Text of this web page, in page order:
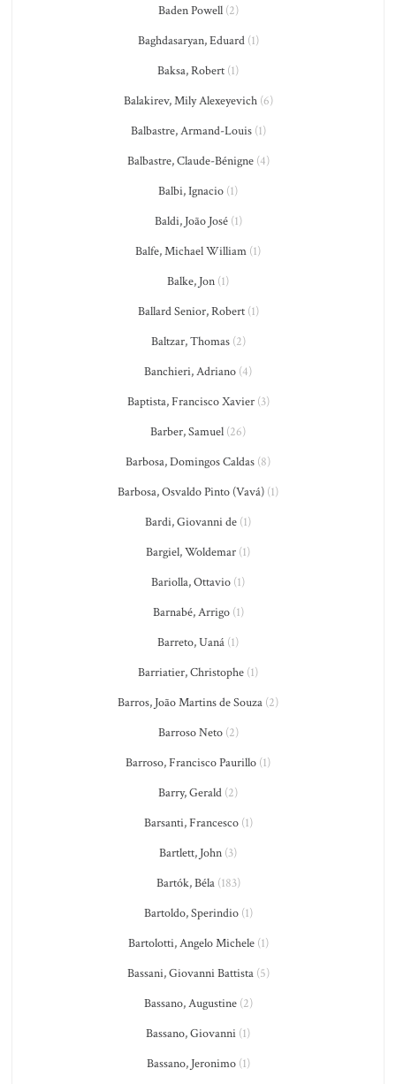
Baden Powell(2)
Baghdasaryan, Eduard(1)
Baksa, Robert (1)
Balakirev, Mily Alexeyevich(6)
Balbastre, Armand-Louis(1)
Balbastre, Claude-Bénigne(4)
Balbi, Ignacio (1)
Baldi, João José(1)
Balfe, Michael William (1)
Balke, Jon (1)
Ballard Senior, Robert(1)
Baltzar, Thomas(2)
Banchieri, Adriano (4)
Baptista, Francisco Xavier(3)
Barber, Samuel (26)
Barbosa, Domingos Caldas (8)
Barbosa, Osvaldo Pinto (Vavá) (1)
Bardi, Giovanni de (1)
Bargiel, Woldemar (1)
Bariolla, Ottavio (1)
Barnabé, Arrigo(1)
Barreto, Uaná (1)
Barriatier, Christophe (1)
Barros, João Martins de Souza (2)
Barroso Neto(2)
Barroso, Francisco Paurillo (1)
Barry, Gerald (2)
Barsanti, Francesco(1)
Bartlett, John (3)
Bartók, Béla(183)
Bartoldo, Sperindio(1)
Bartolotti, Angelo Michele(1)
Bassani, Giovanni Battista(5)
Bassano, Augustine(2)
Bassano, Giovanni (1)
Bassano, Jeronimo(1)